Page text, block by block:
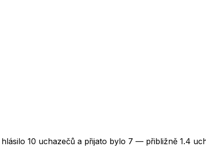
10 uchazečů a přijato bylo 7 — přibližně 1.4